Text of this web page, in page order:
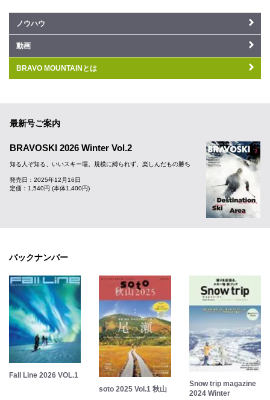
ノウハウ
動画
BRAVO MOUNTAINとは
最新号ご案内
BRAVOSKI 2026 Winter Vol.2
知る人ぞ知る、いいスキー場。規模に縛られず、楽しんだもの勝ち
発売日：2025年12月16日
定価：1,540円 (本体1,400円)
バックナンバー
Fall Line 2026 VOL.1
soto 2025 Vol.1 秋山
Snow trip magazine
2024 Winter